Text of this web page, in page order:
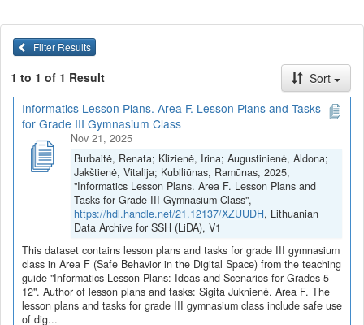
viename dokumente)
Higienos normos, reglamentuojančios sveikatos apsaugą
naudojant skaitmenines technologijas (Sigita Juknienė)
Sveikatos problemų prevencija (Sigita Juknienė)
Skaitmeninių technologijų panaudojimas aplinkosaugos
problemų sprendimui (Sigita Juknienė)
Visi F srities pamokų planai ir užduotys
Pamokų planai ir užduotys parengti vykdant projektą„Skaitmeninė
švietimo transformacija („EdTech“)(Nr. 10-004-P-0001)“,
įgyvendintą pagal ekonomikos gaivinimo ir atsparumo didinimo
planą „Naujos kartos Lietuva“, finansuojamą Europos Sąjungos
ekonomikos gaivinimo ir atsparumo didinimo priemonės
„NextGenerationEU“ lėšomis.
Area F. Lesson Plans and Tasks for
Grade III Gymnasium Class
Filter Results
1 to 1 of 1 Result
Sort
Informatics Lesson Plans. Area F. Lesson Plans and Tasks
for Grade III Gymnasium Class
Nov 21, 2025
Burbaitė, Renata; Klizienė, Irina; Augustinienė, Aldona;
Jakštienė, Vitalija; Kubiliūnas, Ramūnas, 2025,
"Informatics Lesson Plans. Area F. Lesson Plans and
Tasks for Grade III Gymnasium Class",
https://hdl.handle.net/21.12137/XZUUDH, Lithuanian
Data Archive for SSH (LiDA), V1
This dataset contains lesson plans and tasks for grade III gymnasium
class in Area F (Safe Behavior in the Digital Space) from the teaching
guide "Informatics Lesson Plans: Ideas and Scenarios for Grades 5–
12". Author of lesson plans and tasks: Sigita Juknienė. Area F. The
lesson plans and tasks for grade III gymnasium class include safe use
of dig...